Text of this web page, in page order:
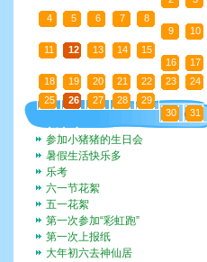
4
5 6 7
8
9
10
11
12 13 14
15
16
17
18
19 20 21 22 23
24
25
26 27 28
29
30
31
新文章
参加小猪猪的生日会
暑假生活快乐多
乐考
六一节花絮
五一花絮
第一次参加“彩虹跑”
第一次上报纸
大年初六去神仙居